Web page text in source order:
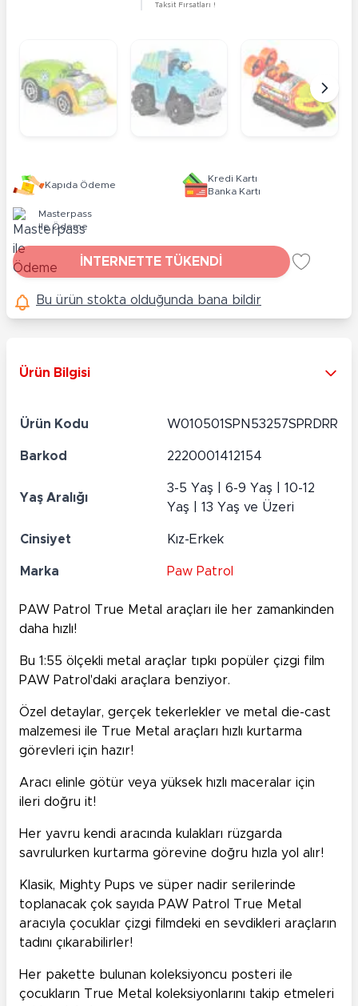
Taksit Fırsatları !
Kapıda Ödeme
Kredi Kartı
Banka Kartı
Masterpass
ile Ödeme
İNTERNETTE TÜKENDİ
Bu ürün stokta olduğunda bana bildir
Ürün Bilgisi
Ürün Kodu W010501SPN53257SPRDRR
Barkod 2220001412154
Yaş Aralığı
3-5 Yaş | 6-9 Yaş | 10-12
Yaş | 13 Yaş ve Üzeri
Cinsiyet Kız-Erkek
Marka Paw Patrol
PAW Patrol True Metal araçları ile her zamankinden
daha hızlı!
Bu 1:55 ölçekli metal araçlar tıpkı popüler çizgi film
PAW Patrol'daki araçlara benziyor.
Özel detaylar, gerçek tekerlekler ve metal die-cast
malzemesi ile True Metal araçları hızlı kurtarma
görevleri için hazır!
Aracı elinle götür veya yüksek hızlı maceralar için
ileri doğru it!
Her yavru kendi aracında kulakları rüzgarda
savrulurken kurtarma görevine doğru hızla yol alır!
Klasik, Mighty Pups ve süper nadir serilerinde
toplanacak çok sayıda PAW Patrol True Metal
aracıyla çocuklar çizgi filmdeki en sevdikleri araçların
tadını çıkarabilirler!
Her pakette bulunan koleksiyoncu posteri ile
çocukların True Metal koleksiyonlarını takip etmeleri